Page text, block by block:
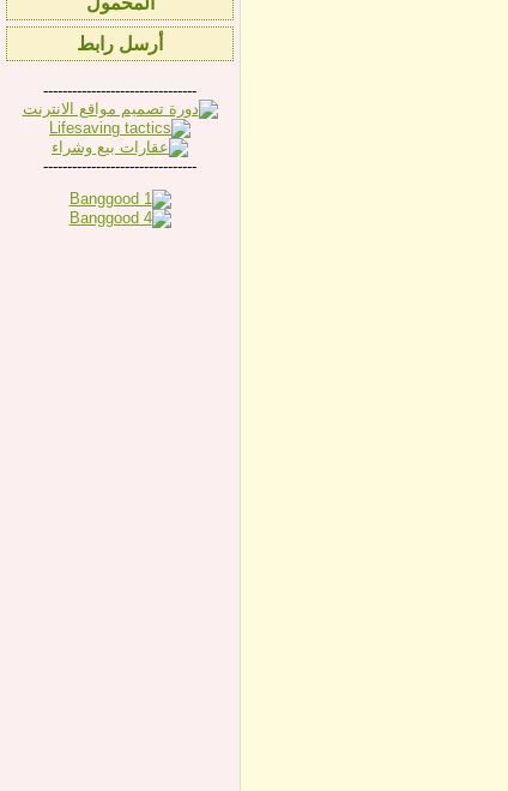
أرسل رابط
--------------------------------
--------------------------------